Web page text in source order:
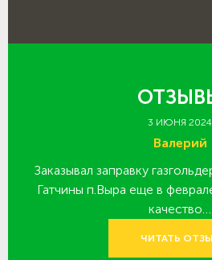
3 ИЮНЯ 2024
Валерий
Заказывал заправку
Гатчины п.Выра еще в
качество…
ЧИТАТЬ